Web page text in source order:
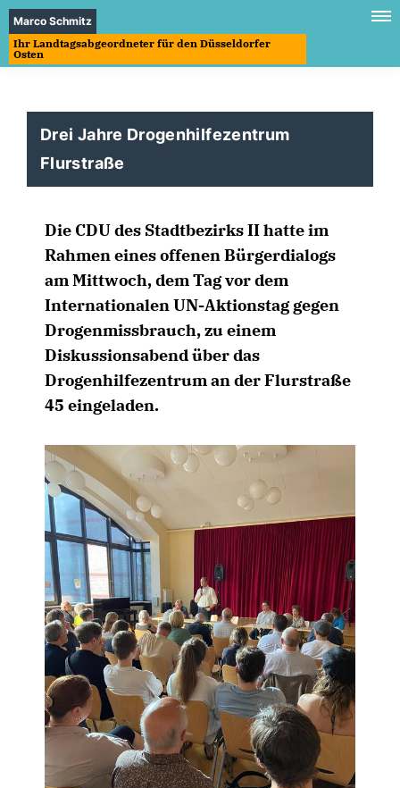
Marco Schmitz
Ihr Landtagsabgeordneter für den Düsseldorfer
Osten
Drei Jahre Drogenhilfezentrum
Flurstraße
Die CDU des Stadtbezirks II hatte im
Rahmen eines offenen Bürgerdialogs
am Mittwoch, dem Tag vor dem
Internationalen UN-Aktionstag gegen
Drogenmissbrauch, zu einem
Diskussionsabend über das
Drogenhilfezentrum an der Flurstraße
45 eingeladen.